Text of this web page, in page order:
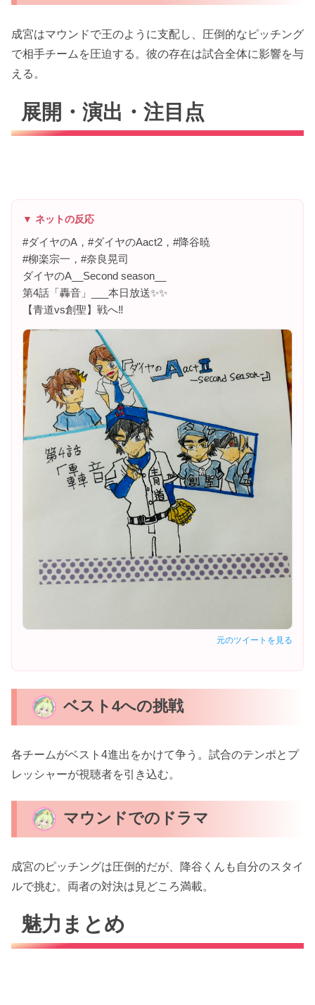
成宮はマウンドで王のように支配し、圧倒的なピッチング
で相手チームを圧迫する。彼の存在は試合全体に影響を与
える。
展開・演出・注目点
▼ ネットの反応
#ダイヤのA，#ダイヤのAact2，#降谷暁
#柳楽宗一，#奈良晃司
ダイヤのA__Second season__
第4話「轟音」___本日放送✨✨
【青道vs創聖】戦へ‼️
元のツイートを見る
ベスト4への挑戦
各チームがベスト4進出をかけて争う。試合のテンポとプ
レッシャーが視聴者を引き込む。
マウンドでのドラマ
成宮のピッチングは圧倒的だが、降谷くんも自分のスタイ
ルで挑む。両者の対決は見どころ満載。
魅力まとめ